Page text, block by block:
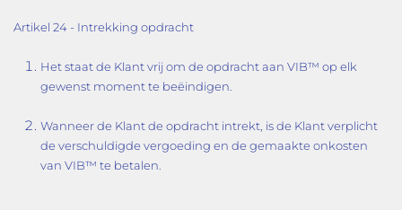
Artikel 24 - Intrekking opdracht
Het staat de Klant vrij om de opdracht aan VIB™ op elk
gewenst moment te beëindigen.
Wanneer de Klant de opdracht intrekt, is de Klant verplicht
de verschuldigde vergoeding en de gemaakte onkosten
van VIB™ te betalen.